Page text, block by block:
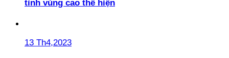
tỉnh vùng cao thể hiện
13 Th4,2023